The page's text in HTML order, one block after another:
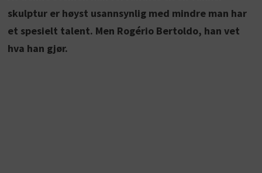
skulptur er høyst usannsynlig med mindre man har
et spesielt talent. Men Rogério Bertoldo, han vet
hva han gjør.